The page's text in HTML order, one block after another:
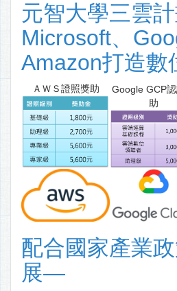
元智大學三雲
Microsoft、
Amazon打造數
ＡＷＳ證照獎助
Google GCP
助
配合國家產業
展—